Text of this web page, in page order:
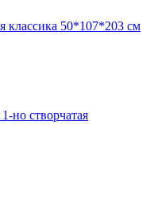
классика 50*107*203 см
но створчатая